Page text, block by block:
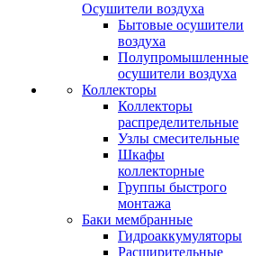
Осушители воздуха
Бытовые осушители
воздуха
Полупромышленные
осушители воздуха
Коллекторы
Коллекторы
распределительные
Узлы смесительные
Шкафы
коллекторные
Группы быстрого
монтажа
Баки мембранные
Гидроаккумуляторы
Расширительные